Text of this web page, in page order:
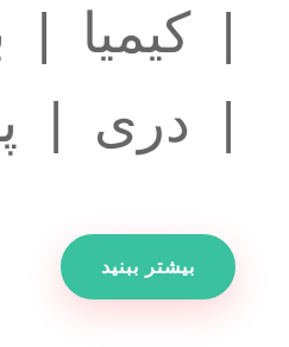
| کیمیا |
| دری |
بیشتر ببنید